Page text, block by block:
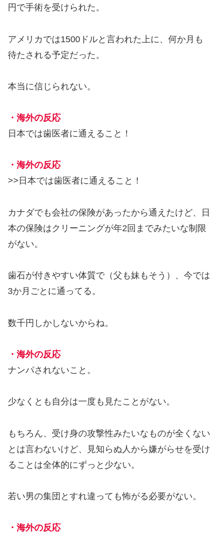
円で手術を受けられた。
アメリカでは1500ドルと言われた上に、何か月も
待たされる予定だった。
本当に信じられない。
・海外の反応
日本では歯医者に通えること！
・海外の反応
>>日本では歯医者に通えること！
カナダでも会社の保険があったから通えたけど、日
本の保険はクリーニングが年2回までみたいな制限
がない。
歯石が付きやすい体質で（父も妹もそう）、今では
3か月ごとに通ってる。
数千円しかしないからね。
・海外の反応
ナンパされないこと。
少なくとも自分は一度も見たことがない。
もちろん、受け身の攻撃性みたいなものが全くない
とは言わないけど、見知らぬ人から嫌がらせを受け
ることは全体的にずっと少ない。
若い男の集団とすれ違っても怖がる必要がない。
・海外の反応